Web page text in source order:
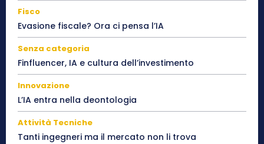
Fisco
Evasione fiscale? Ora ci pensa l’IA
Senza categoria
Finfluencer, IA e cultura dell’investimento
Innovazione
L’IA entra nella deontologia
Attività Tecniche
Tanti ingegneri ma il mercato non li trova